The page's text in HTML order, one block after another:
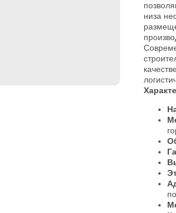
низа